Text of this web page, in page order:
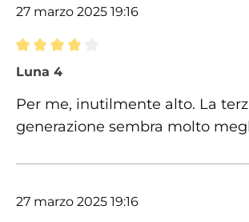
27 marzo 2025 19:16
Recensione con valutazione di 4
Luna 4
Per me, inutilmente alto. La
generazione sembra molto
27 marzo 2025 19:16